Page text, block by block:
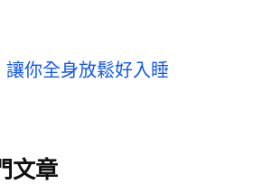
讓你全身放鬆好入睡
文章